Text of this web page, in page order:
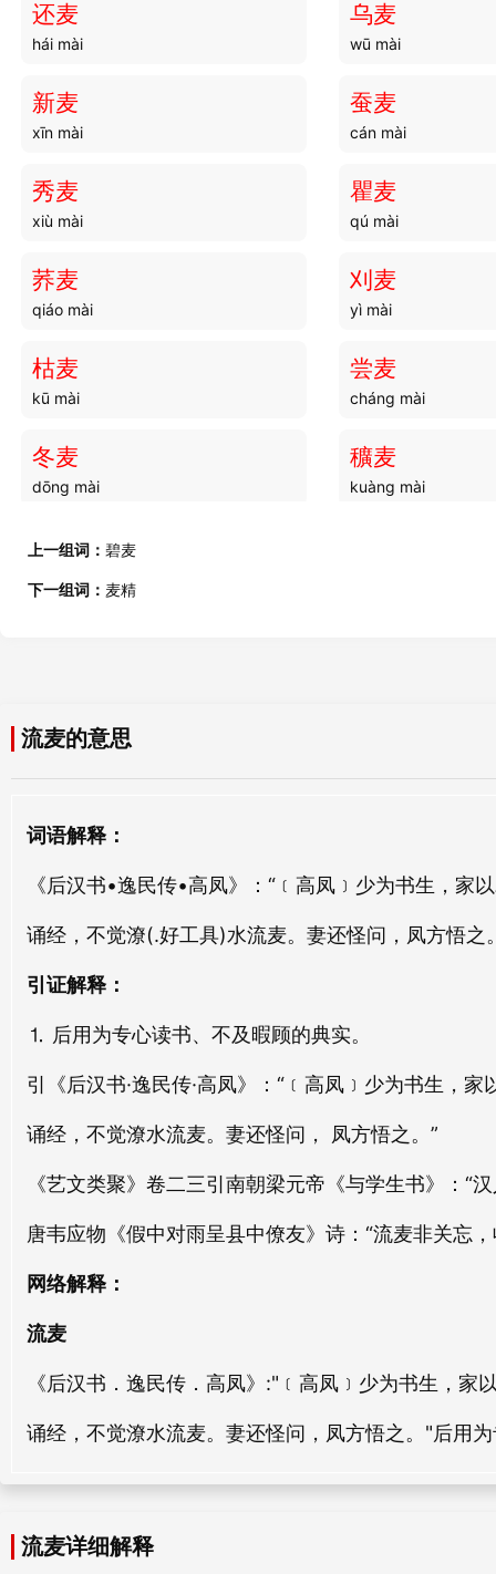
流斡 流风
流外 流循
流化 流遯
流亮 流火
流迈 流和
流序 流垫
流血
流斥
liú chì liú shè
流巵
liú zhī
流民
流芳 流势
流声
liú shēng
流浪
liú làng
liú suì liú dǎi
流明
liú míng
流失 流布
流土
还麦
hái mài
乌麦
wū mài
新麦
xīn mài
蚕麦
cán mài
秀麦
xiù mài
瞿麦
qú mài
荞麦
qiáo mài
刈麦
yì mài
枯麦
kū mài
尝麦
cháng mài
冬麦
dōng mài
穬麦
kuàng mài
糯麦
流麦
liú mài
xiǎo mài
上一组词： 碧麦
下一组词： 麦精
流麦的意思
词语解释：
《后汉书•逸民传•高凤》：“﹝高凤﹞少为书生，
诵经，不觉潦(.好工具)水流麦。妻还怪问，凤方悟之
引证解释：
⒈ 后用为专心读书、不及暇顾的典实。
引《后汉书·逸民传·高凤》：“﹝高凤﹞少为书生，
诵经，不觉潦水流麦。妻还怪问， 凤方悟之。”
《艺文类聚》卷二三引南朝梁元帝《与学生书》：“
唐韦应物《假中对雨呈县中僚友》诗：“流麦非关忘
网络解释：
流麦
《后汉书．逸民传．高凤》:"﹝高凤﹞少为书生，
诵经，不觉潦水流麦。妻还怪问，凤方悟之。"后用
流麦详细解释